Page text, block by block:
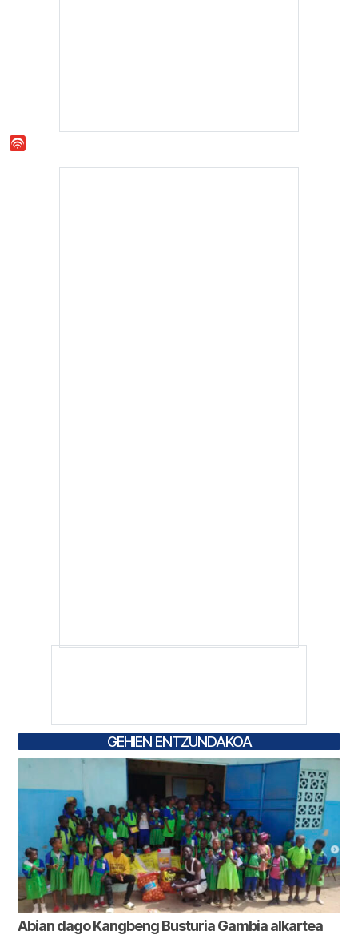
GEHIEN ENTZUNDAKOA
Abian dago Kangbeng Busturia Gambia alkartea